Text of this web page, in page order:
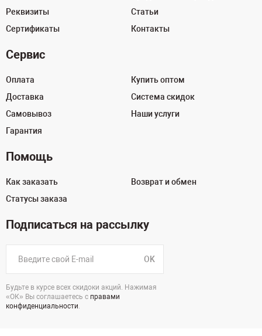
Реквизиты
Сертификаты
Статьи
Контакты
Сервис
Оплата
Доставка
Самовывоз
Гарантия
Купить оптом
Система скидок
Наши услуги
Помощь
Как заказать
Статусы заказа
Возврат и обмен
Подписаться на рассылку
OK
Будьте в курсе всех скидоки акций. Нажимая
«ОК» Вы соглашаетесь с правами
конфиденциальности.